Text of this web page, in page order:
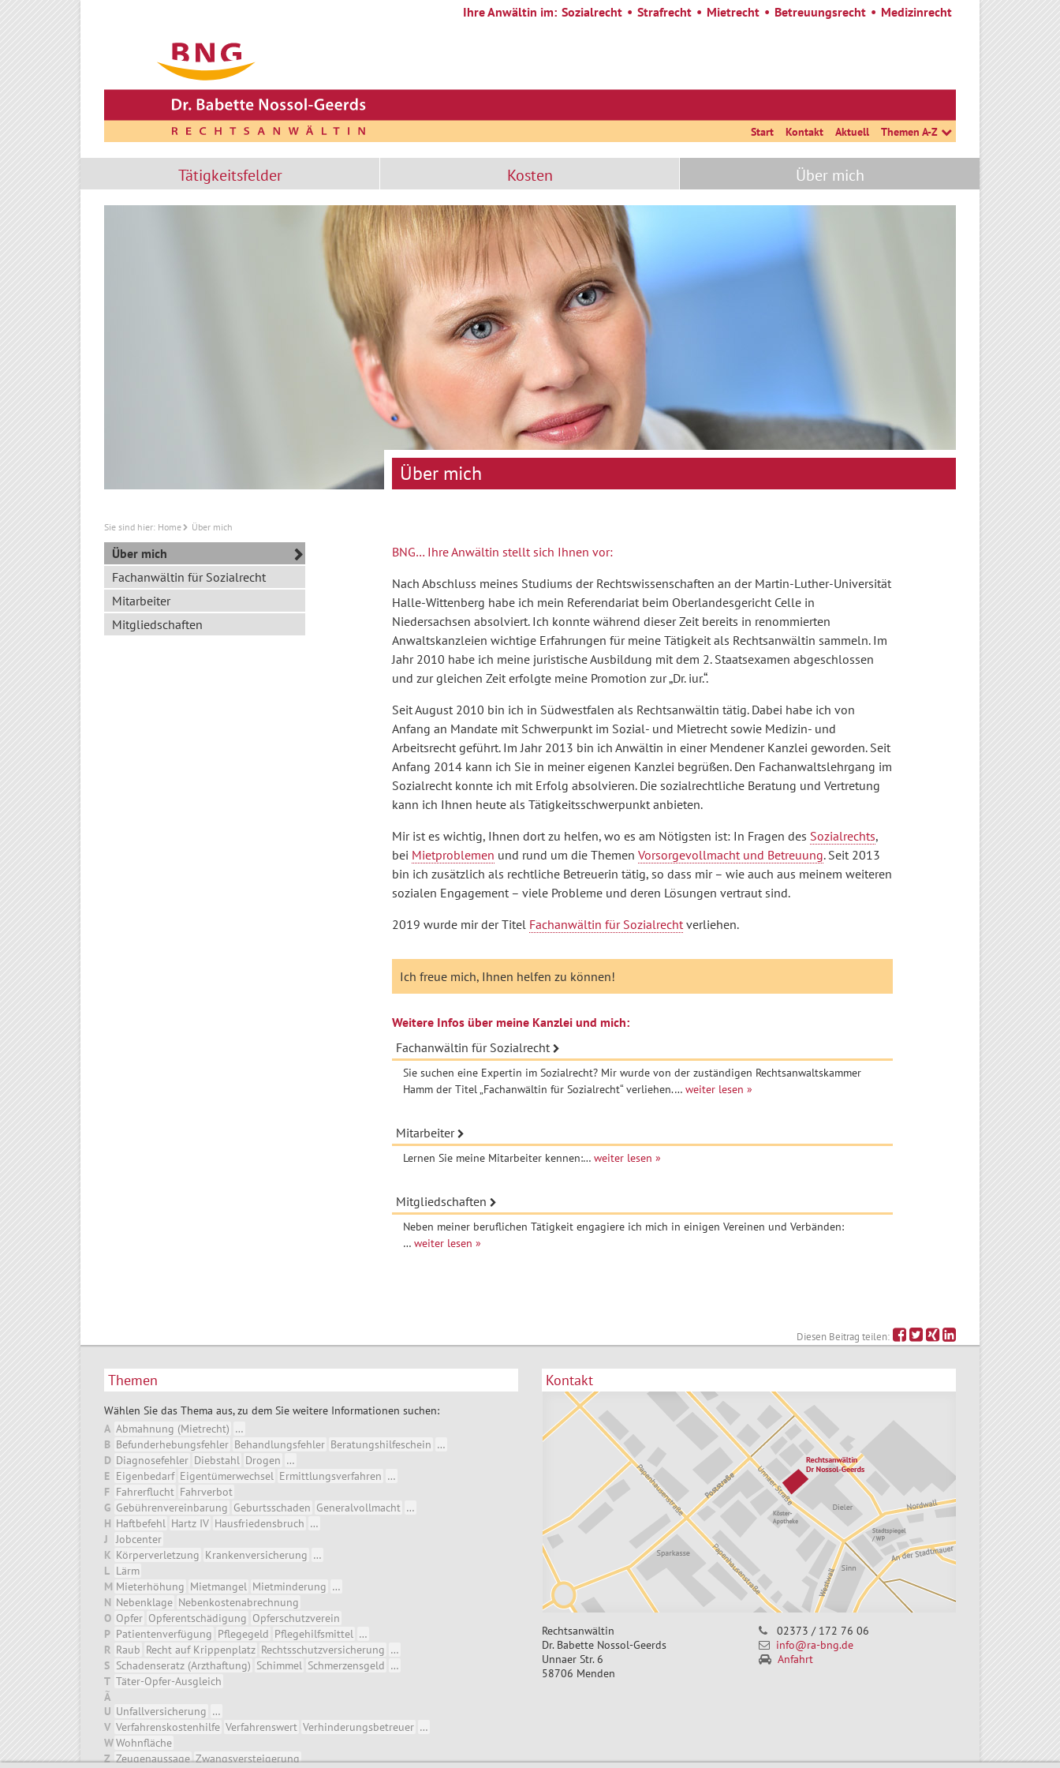
Ihre Anwältin im: Sozialrecht Strafrecht Mietrecht Betreuungsrecht Medizinrecht
Start Kontakt Aktuell Themen A-Z
Tätigkeitsfelder Kosten Über mich
Über mich
Sie sind hier: Home Über mich
Über mich
Fachanwältin für Sozialrecht
Mitarbeiter
Mitgliedschaften
BNG… Ihre Anwältin stellt sich Ihnen vor:
Nach Abschluss meines Studiums der Rechtswissenschaften an der Martin-Luther-Universität
Halle-Wittenberg habe ich mein Referendariat beim Oberlandesgericht Celle in
Niedersachsen absolviert. Ich konnte während dieser Zeit bereits in renommierten
Anwaltskanzleien wichtige Erfahrungen für meine Tätigkeit als Rechtsanwältin sammeln. Im
Jahr 2010 habe ich meine juristische Ausbildung mit dem 2. Staatsexamen abgeschlossen
und zur gleichen Zeit erfolgte meine Promotion zur „Dr. iur.“.
Seit August 2010 bin ich in Südwestfalen als Rechtsanwältin tätig. Dabei habe ich von
Anfang an Mandate mit Schwerpunkt im Sozial- und Mietrecht sowie Medizin- und
Arbeitsrecht geführt. Im Jahr 2013 bin ich Anwältin in einer Mendener Kanzlei geworden. Seit
Anfang 2014 kann ich Sie in meiner eigenen Kanzlei begrüßen. Den Fachanwaltslehrgang im
Sozialrecht konnte ich mit Erfolg absolvieren. Die sozialrechtliche Beratung und Vertretung
kann ich Ihnen heute als Tätigkeitsschwerpunkt anbieten.
Mir ist es wichtig, Ihnen dort zu helfen, wo es am Nötigsten ist: In Fragen des Sozialrechts,
bei Mietproblemen und rund um die Themen Vorsorgevollmacht und Betreuung. Seit 2013
bin ich zusätzlich als rechtliche Betreuerin tätig, so dass mir – wie auch aus meinem weiteren
sozialen Engagement – viele Probleme und deren Lösungen vertraut sind.
2019 wurde mir der Titel Fachanwältin für Sozialrechtverliehen.
Ich freue mich, Ihnen helfen zu können!
Weitere Infos über meine Kanzlei und mich:
Fachanwältin für Sozialrecht
Sie suchen eine Expertin im Sozialrecht? Mir wurde von der zuständigen Rechtsanwaltskammer
Hamm der Titel „Fachanwältin für Sozialrecht“ verliehen.… weiter lesen
Mitarbeiter
Lernen Sie meine Mitarbeiter kennen:… weiter lesen
Mitgliedschaften
Neben meiner beruflichen Tätigkeit engagiere ich mich in einigen Vereinen und Verbänden:
… weiter lesen
Diesen Beitrag teilen:
Themen
Wählen Sie das Thema aus, zu dem Sie weitere Informationen suchen:
A Abmahnung (Mietrecht) …
B Befunderhebungsfehler Behandlungsfehler Beratungshilfeschein …
D Diagnosefehler Diebstahl Drogen …
E Eigenbedarf Eigentümerwechsel Ermittlungsverfahren …
F Fahrerflucht Fahrverbot
G Gebührenvereinbarung Geburtsschaden Generalvollmacht …
H Haftbefehl Hartz IV Hausfriedensbruch …
J
Jobcenter
K Körperverletzung Krankenversicherung …
L Lärm
M Mieterhöhung Mietmangel Mietminderung …
N Nebenklage Nebenkostenabrechnung
O Opfer Opferentschädigung Opferschutzverein
P Patientenverfügung Pflegegeld Pflegehilfsmittel …
R Raub Recht auf Krippenplatz Rechtsschutzversicherung …
S Schadenseratz (Arzthaftung) Schimmel Schmerzensgeld …
T Täter-Opfer-Ausgleich
Ã
U Unfallversicherung …
V Verfahrenskostenhilfe Verfahrenswert Verhinderungsbetreuer …
WWohnfläche
Z Zeugenaussage Zwangsversteigerung
Kontakt
Rechtsanwältin
Dr. Babette Nossol-Geerds
Unnaer Str. 6
58706 Menden
02373 / 172 76 06
info@ra-bng.de
Anfahrt